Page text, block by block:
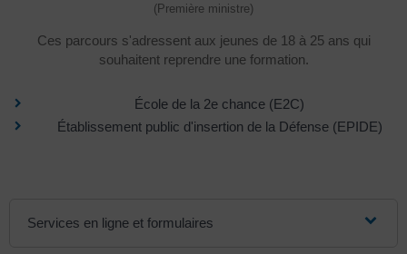
(Première ministre)
Ces parcours s'adressent aux jeunes de 18 à 25 ans qui
souhaitent reprendre une formation.
École de la 2e chance (E2C)
Établissement public d'insertion de la Défense (EPIDE)
Services en ligne et formulaires